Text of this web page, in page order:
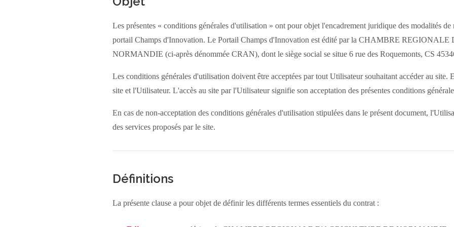
Les présentes « conditions générales d'utilisation » ont pour objet l'encadrement juridique des modalités de
portail Champs d'Innovation. Le Portail Champs d'Innovation est édité par la CHAMBRE
NORMANDIE (ci-après dénommée CRAN), dont le siège social se situe 6 rue des Roquemonts, CS
Les conditions générales d'utilisation doivent être acceptées par tout Utilisateur souhaitant accéder au site.
site et l'Utilisateur. L'accès au site par l'Utilisateur signifie son acceptation des présentes conditions
En cas de non-acceptation des conditions générales d'utilisation stipulées dans le présent document,
des services proposés par le site.
Définitions
La présente clause a pour objet de définir les différents termes essentiels du contrat :